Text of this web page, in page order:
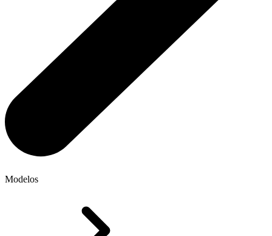
Modelos